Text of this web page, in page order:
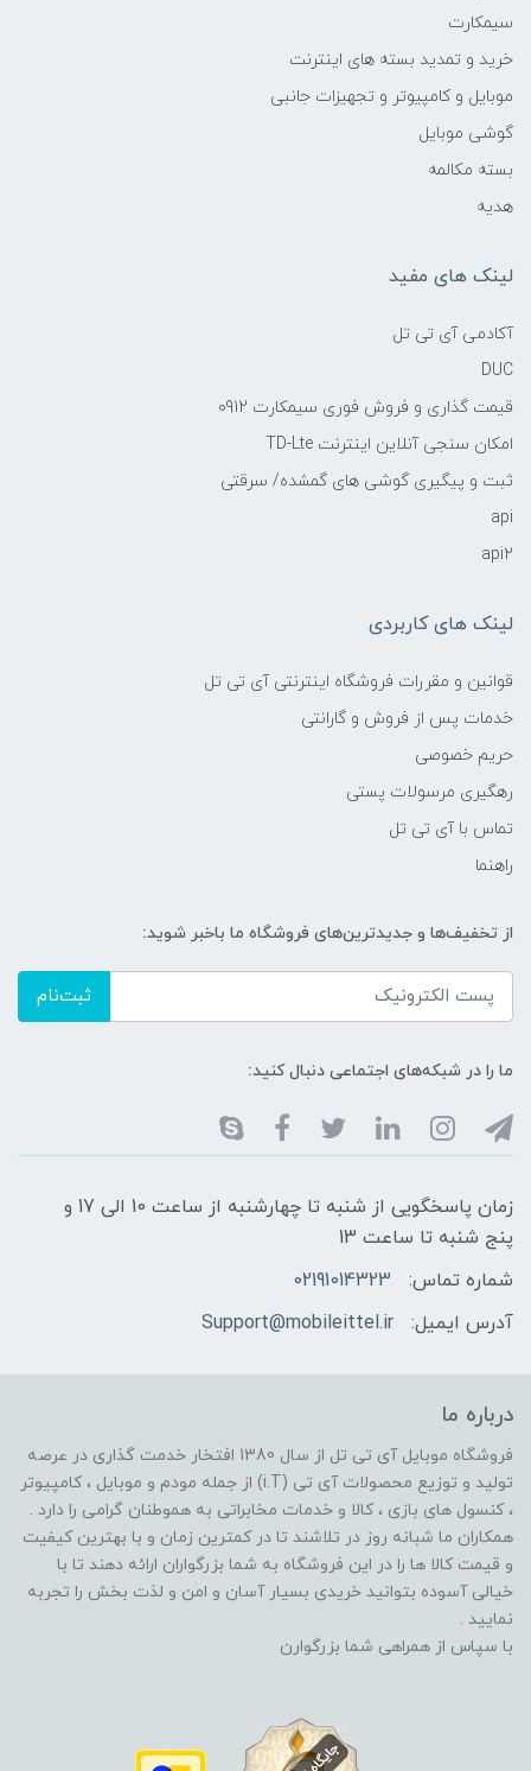
سیمکارت
خرید و تمدید بسته های اینترنت
موبایل و کامپیوتر و تجهیزات جانبی
گوشی موبایل
بسته مکالمه
هدیه
لینک های مفید
آکادمی آی تی تل
DUC
قیمت گذاری و فروش فوری سیمکارت 0912
امکان سنجی آنلاین اینترنت TD-Lte
ثبت و پیگیری گوشی های گمشده/ سرقتی
api
api2
لینک های کاربردی
قوانین و مقررات فروشگاه اینترنتی آی تی تل
خدمات پس از فروش و گارانتی
حریم خصوصی
رهگیری مرسولات پستی
تماس با آی تی تل
راهنما
از تخفیف‌ها و جدیدترین‌های فروشگاه ما باخبر شوید:
ثبت‌نام
ما را در شبکه‌های اجتماعی دنبال کنید:
زمان پاسخگویی از شنبه تا چهارشنبه از ساعت 10 الی 17 و
پنج شنبه تا ساعت 13
شماره تماس:
02191014323
آدرس ایمیل:
Support@mobileittel.ir
درباره ما
فروشگاه موبایل آی تی تل از سال 1380 افتخار خدمت گذاری در عرصه
تولید و توزیع محصولات آی تی (i.T) از جمله مودم و موبایل ، کامپیوتر
، کنسول های بازی ، کالا و خدمات مخابراتی به هموطنان گرامی را دارد .
همکاران ما شبانه روز در تلاشند تا در کمترین زمان و با بهترین کیفیت
و قیمت کالا ها را در این فروشگاه به شما بزرگواران ارائه دهند تا با
خیالی آسوده بتوانید خریدی بسیار آسان و امن و لذت بخش را تجربه
نمایید .
با سپاس از همراهی شما بزرگوارن